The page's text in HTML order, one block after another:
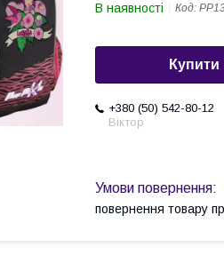
В наявності Код:
Купити
+380 (50) 542-80-12
Віктор
повернення товару